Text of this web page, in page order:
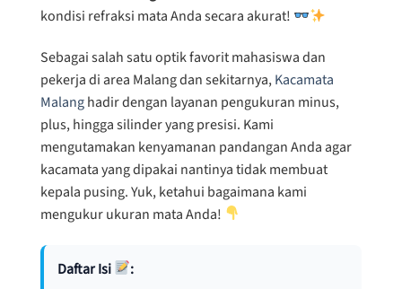
kondisi refraksi mata Anda secara akurat!
Sebagai salah satu optik favorit mahasiswa dan
pekerja di area Malang dan sekitarnya,Kacamata
Malanghadir dengan layanan pengukuran minus,
plus, hingga silinder yang presisi. Kami
mengutamakan kenyamanan pandangan Anda agar
kacamata yang dipakai nantinya tidak membuat
kepala pusing. Yuk, ketahui bagaimana kami
mengukur ukuran mata Anda!
Daftar Isi
: